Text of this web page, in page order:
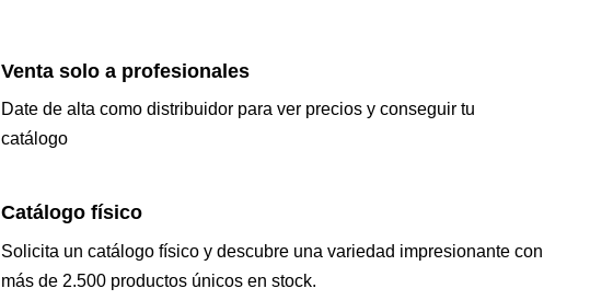
Venta solo a profesionales
Date de alta como distribuidor para ver precios y conseguir tu
catálogo
Catálogo físico
Solicita un catálogo físico y descubre una variedad impresionante con
más de 2.500 productos únicos en stock.